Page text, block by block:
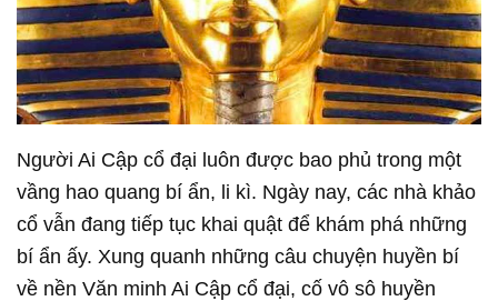
Người Ai Cập cổ đại luôn được bao phủ trong một
vầng hao quang bí ẩn, li kì. Ngày nay, các nhà khảo
cổ vẫn đang tiếp tục khai quật để khám phá những
bí ẩn ấy. Xung quanh những câu chuyện huyền bí
về nền Văn minh Ai Cập cổ đại, cố vô sô huyền